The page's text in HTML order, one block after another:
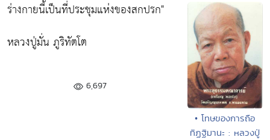
ร่างกายนี้เป็นที่ประชุมแห่งของสกปรก"
หลวงปู่มั่น ภูริทัตโต
6,697
• โทษของการถือ
ทิฏฐิมานะ : หลวงปู่